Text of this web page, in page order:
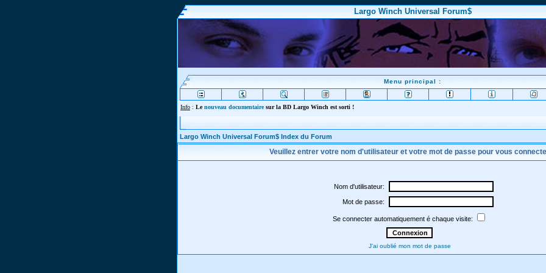
Largo Winch Universal Forum$
Menu principal :
Info : Lenouveau documentairesur la BD Largo Winch est sorti !
Largo Winch Universal Forum$ Index du Forum
Veuillez entrer votre nom d'utilisateur et votre mot de passe pour vous
Nom d'utilisateur:
Mot de passe:
Se connecter automatiquement é chaque visite:
J'ai oublié mon mot de passe